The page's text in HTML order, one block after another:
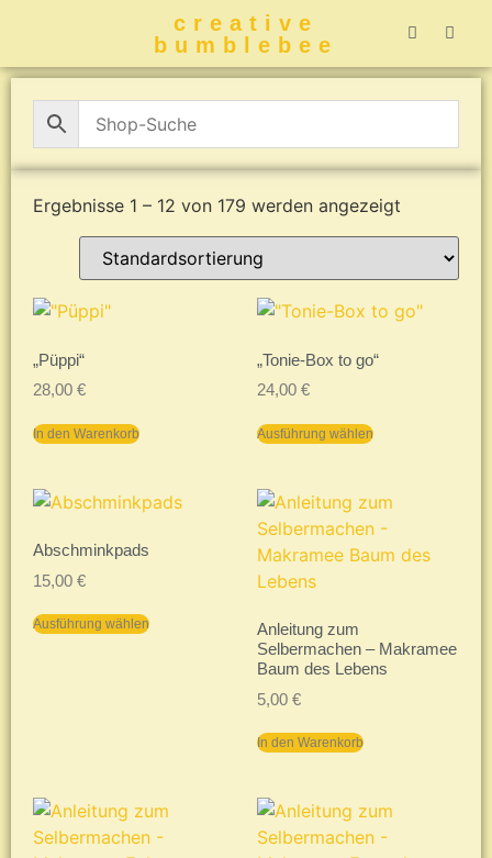
creative
bumblebee
Ergebnisse 1 – 12 von 179 werden angezeigt
„Püppi“
28,00 €
In den Warenkorb
„Tonie-Box to go“
24,00 €
Ausführung wählen
Abschminkpads
15,00 €
Ausführung wählen
Anleitung zum
Selbermachen – Makramee
Baum des Lebens
5,00 €
In den Warenkorb